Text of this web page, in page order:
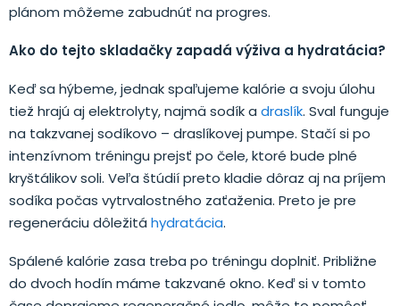
plánom môžeme zabudnúť na progres.
Ako do tejto skladačky zapadá výživa a hydratácia?
Keď sa hýbeme, jednak spaľujeme kalórie a svoju úlohu
tiež hrajú aj elektrolyty, najmä sodík a draslík. Sval funguje
na takzvanej sodíkovo – draslíkovej pumpe. Stačí si po
intenzívnom tréningu prejsť po čele, ktoré bude plné
kryštálikov soli. Veľa štúdií preto kladie dôraz aj na príjem
sodíka počas vytrvalostného zaťaženia. Preto je pre
regeneráciu dôležitá hydratácia.
Spálené kalórie zasa treba po tréningu doplniť. Približne
do dvoch hodín máme takzvané okno. Keď si v tomto